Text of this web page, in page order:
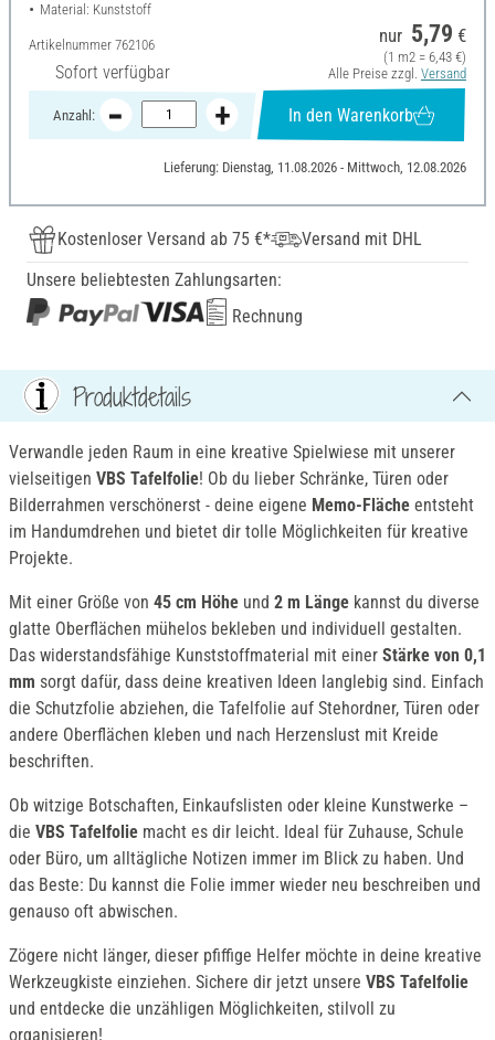
Material: Kunststoff
Artikelnummer 762106
Sofort verfügbar
nur 5,79 €
(1 m2 = 6,43 €)
Alle Preise zzgl. Versand
Anzahl: In den Warenkorb
Lieferung: Dienstag, 11.08.2026 - Mittwoch, 12.08.2026
Kostenloser Versand ab 75 €*
Versand mit DHL
Unsere beliebtesten Zahlungsarten:
Rechnung
Produktdetails
Verwandle jeden Raum in eine kreative Spielwiese mit unserer
vielseitigen VBS Tafelfolie! Ob du lieber Schränke, Türen oder
Bilderrahmen verschönerst - deine eigene Memo-Fläche entsteht
im Handumdrehen und bietet dir tolle Möglichkeiten für kreative
Projekte.
Mit einer Größe von 45 cm Höhe und 2 m Länge kannst du diverse
glatte Oberflächen mühelos bekleben und individuell gestalten.
Das widerstandsfähige Kunststoffmaterial mit einer Stärke von 0,1
mm sorgt dafür, dass deine kreativen Ideen langlebig sind. Einfach
die Schutzfolie abziehen, die Tafelfolie auf Stehordner, Türen oder
andere Oberflächen kleben und nach Herzenslust mit Kreide
beschriften.
Ob witzige Botschaften, Einkaufslisten oder kleine Kunstwerke –
die VBS Tafelfolie macht es dir leicht. Ideal für Zuhause, Schule
oder Büro, um alltägliche Notizen immer im Blick zu haben. Und
das Beste: Du kannst die Folie immer wieder neu beschreiben und
genauso oft abwischen.
Zögere nicht länger, dieser pfiffige Helfer möchte in deine kreative
Werkzeugkiste einziehen. Sichere dir jetzt unsere VBS Tafelfolie
und entdecke die unzähligen Möglichkeiten, stilvoll zu
organisieren!